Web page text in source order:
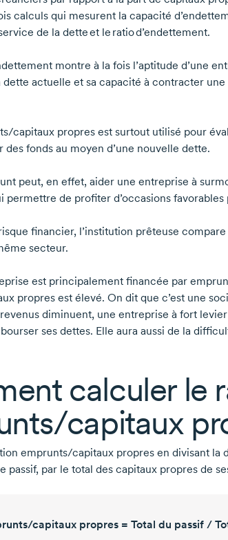
calculs qui mesurent la capacité
de la dette et le ratio d’endettement.
montre à la fois l’aptitude d’une
dette actuelle et sa capacité à contracter
capitaux propres est surtout utilisé pour
des fonds au moyen d’une nouvelle dette.
peut, en effet, aider une entreprise à
permettre de profiter d’occasions favorables
financier, l’institution prêteuse
secteur.
est principalement financée par
propres est élevé. On dit que c’est une
diminuent, une entreprise à fort
ses dettes. Elle aura aussi de la
calculer le
capitaux
emprunts/capitaux propres en divisant la
passif, par le total des capitaux propres de
capitaux propres = Total du passif /